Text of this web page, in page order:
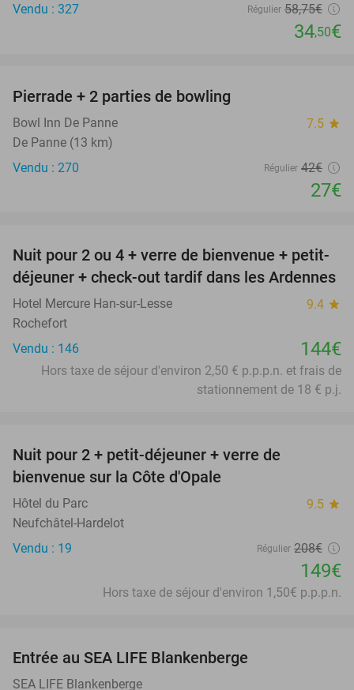
Vendu : 327
Régulier 58,75€
34,50€
Pierrade + 2 parties de bowling
Bowl Inn De Panne 7.5 star
De Panne (13 km)
Vendu : 270
Régulier 42€
27€
Nuit pour 2 ou 4 + verre de bienvenue + petit-
déjeuner + check-out tardif dans les Ardennes
Hotel Mercure Han-sur-Lesse 9.4 star
Rochefort
Vendu : 146
144€
Hors taxe de séjour d'environ 2,50 € p.p.p.n. et frais de
stationnement de 18 € p.j.
Nuit pour 2 + petit-déjeuner + verre de
bienvenue sur la Côte d'Opale
Hôtel du Parc 9.5 star
Neufchâtel-Hardelot
Vendu : 19
Régulier 208€
149€
Hors taxe de séjour d'environ 1,50€ p.p.p.n.
Entrée au SEA LIFE Blankenberge
SEA LIFE Blankenberge